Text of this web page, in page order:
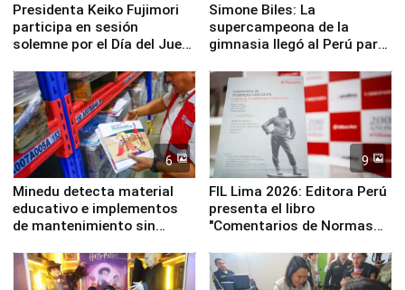
Presidenta Keiko Fujimori
participa en sesión
solemne por el Día del Juez
Simone Biles: La
supercampeona de la
gimnasia llegó al Perú para
Panamericanos Lima 2027
6
Minedu detecta material
educativo e implementos
de mantenimiento sin
la UGEL 2
9
FIL Lima 2026: Editora Perú
presenta el libro
"Comentarios de Normas
Derecho Colectivo"